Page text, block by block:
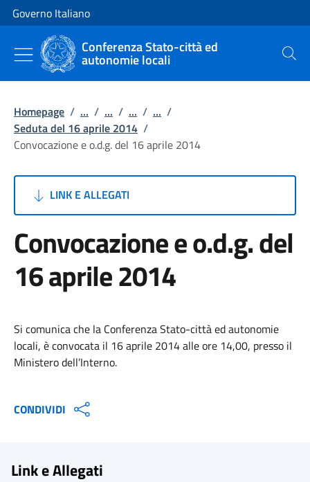
Vai al contenuto
Vai alla navigazione del sito
Governo Italiano
Conferenza Stato-città ed
autonomie locali Cerca
Homepage / ... / ... / ... / ... /
Seduta del 16 aprile 2014 /
Convocazione e o.d.g. del 16 aprile 2014
LINK E ALLEGATI
Convocazione e o.d.g. del
16 aprile 2014
Si comunica che la Conferenza Stato-città ed autonomie
locali, è convocata il 16 aprile 2014 alle ore 14,00, presso il
Ministero dell’Interno.
CONDIVIDI
Link e Allegati